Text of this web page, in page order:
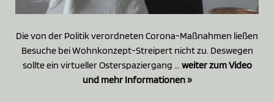
Die von der Politik verordneten Corona-Maßnahmen ließen
Besuche bei Wohnkonzept-Streipert nicht zu. Deswegen
sollte ein virtueller Osterspaziergang ... weiter zum Video
und mehr Informationen »